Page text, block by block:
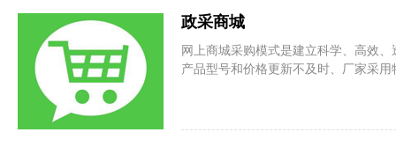
政采商城
网上商城采购模式是建立科学、高效
产品型号和价格更新不及时、厂家采